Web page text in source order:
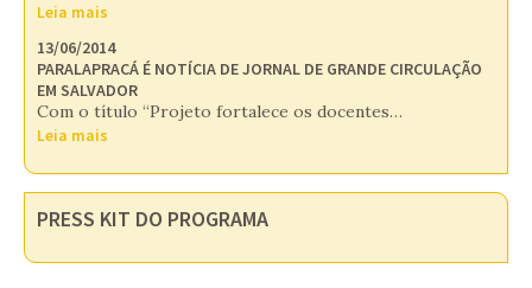
Leia mais
13/06/2014
PARALAPRACÁ É NOTÍCIA DE JORNAL DE GRANDE CIRCULAÇÃO
EM SALVADOR
Com o título “Projeto fortalece os docentes…
Leia mais
PRESS KIT DO PROGRAMA